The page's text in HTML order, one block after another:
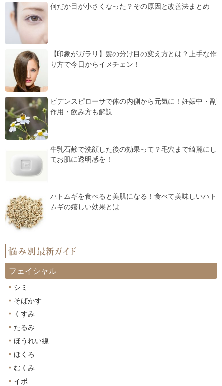
何だか目が小さくなった？その原因と改善法まとめ
【印象がガラリ】髪の分け目の変え方とは？上手な作
り方で今日からイメチェン！
ビデンスピローサで体の内側から元気に！妊娠中・副
作用・飲み方も解説
牛乳石鹸で洗顔した後の効果って？毛穴まで綺麗にし
てお肌に透明感を！
ハトムギを食べると美肌になる！食べて美味しいハト
ムギの嬉しい効果とは
フェイシャル
シミ
そばかす
くすみ
たるみ
ほうれい線
ほくろ
むくみ
イボ